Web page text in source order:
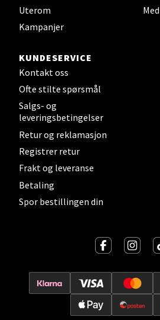
Uterom
Kampanjer
KUNDESERVICE
Kontakt oss
Ofte stilte spørsmål
Salgs- og
leveringsbetingelser
Retur og reklamasjon
Registrer retur
Frakt og leveranse
Betaling
Spor bestillingen din
0 i butikk
Leirvik - Stord
Åpent i dag 10-17
Oslo - Thon Senter
Vitaminveien 7 - 9, 0485 Oslo
Åpent i dag 10-21